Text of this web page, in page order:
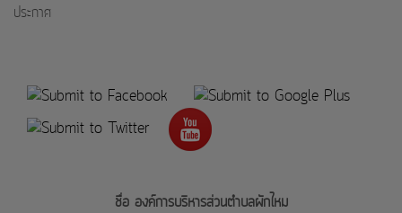
ประกาศ
ชื่อ องค์การบริหารส่วนตำบลผักไหม